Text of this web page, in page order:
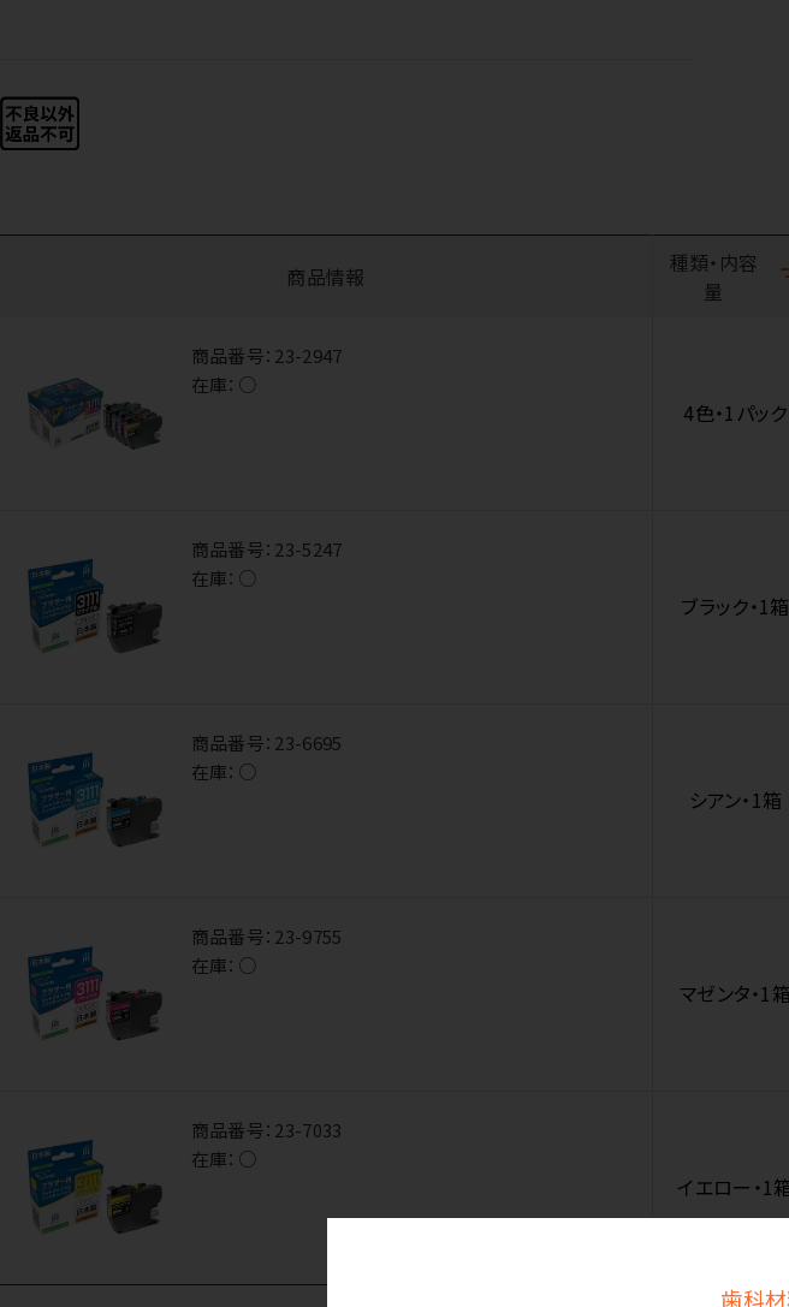
歯科
商品情報
種類・内容
量
商品番号： 23-2947
在庫： ○
4色・1パック
商品番号： 23-5247
在庫： ○
ブラック・1箱
商品番号： 23-6695
在庫： ○
シアン・1箱
商品番号： 23-9755
在庫： ○
マゼンタ・1箱
商品番号： 23-7033
在庫： ○
イエロー・1